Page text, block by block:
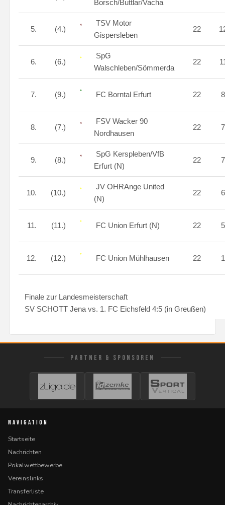
Borsch/Buttlar/Vacha
5. (4.)
TSV Motor
Gispersleben
22
6. (6.)
SpG
Walschleben/Sömmerda
22
7. (9.) FC Borntal Erfurt 22
8. (7.)
FSV Wacker 90
Nordhausen
22
9. (8.)
SpG Kerspleben/VfB
Erfurt (N)
22
10. (10.)
JV OHRAnge United
(N)
22
11. (11.) FC Union Erfurt (N) 22
12. (12.) FC Union Mühlhausen 22
Finale zur Landesmeisterschaft
SV SCHOTT Jena vs. 1. FC Eichsfeld 4:5 (in Greußen)
PARTNER & SPONSOREN
NAVIGATION
Startseite
Nachrichten
Pokalwettbewerbe
Vereinslinks
Transferliste